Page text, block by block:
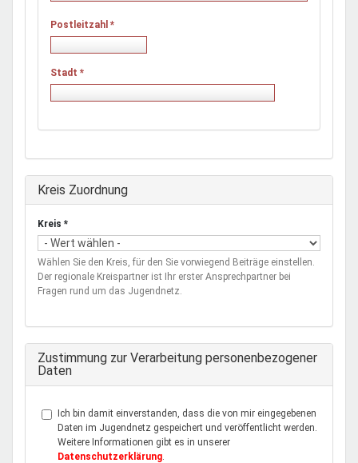
Postleitzahl *
Stadt *
Ausblenden
Kreis Zuordnung
Kreis *
Wählen Sie den Kreis, für den Sie vorwiegend Beiträge einstellen.
Der regionale Kreispartner ist Ihr erster Ansprechpartner bei
Fragen rund um das Jugendnetz.
Zustimmung zur Verarbeitung personenbezogener
Daten
Ich bin damit einverstanden, dass die von mir eingegebenen
Daten im Jugendnetz gespeichert und veröffentlicht werden.
Weitere Informationen gibt es in unserer
Datenschutzerklärung